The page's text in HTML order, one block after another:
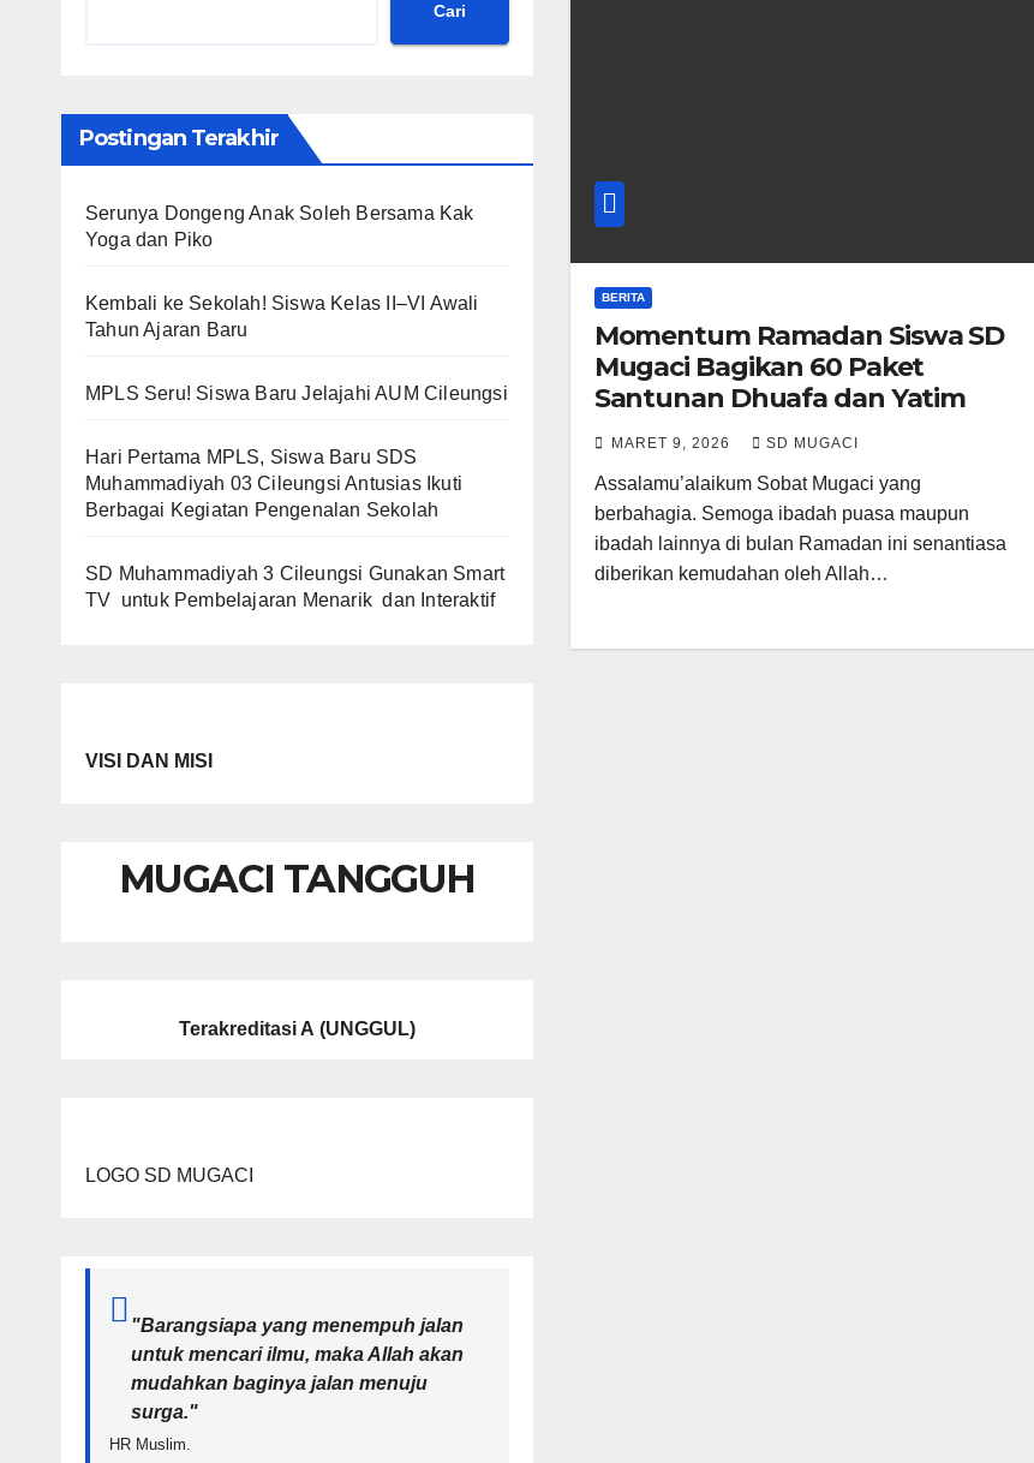
Cari
Postingan Terakhir
Serunya Dongeng Anak Soleh Bersama Kak
Yoga dan Piko
Kembali ke Sekolah! Siswa Kelas II–VI Awali
Tahun Ajaran Baru
MPLS Seru! Siswa Baru Jelajahi AUM Cileungsi
Hari Pertama MPLS, Siswa Baru SDS
Muhammadiyah 03 Cileungsi Antusias Ikuti
Berbagai Kegiatan Pengenalan Sekolah
SD Muhammadiyah 3 Cileungsi Gunakan Smart
TV untuk Pembelajaran Menarik dan Interaktif
VISI DAN MISI
MUGACI TANGGUH
Terakreditasi A (UNGGUL)
LOGO SD MUGACI
"Barangsiapa yang menempuh jalan
untuk mencari ilmu, maka Allah akan
mudahkan baginya jalan menuju
surga."
HR Muslim.
BERITA
Momentum Ramadan Siswa SD
Mugaci Bagikan 60 Paket
Santunan Dhuafa dan Yatim
MARET 9, 2026 SD MUGACI
Assalamu’alaikum Sobat Mugaci yang
berbahagia. Semoga ibadah puasa maupun
ibadah lainnya di bulan Ramadan ini senantiasa
diberikan kemudahan oleh Allah…